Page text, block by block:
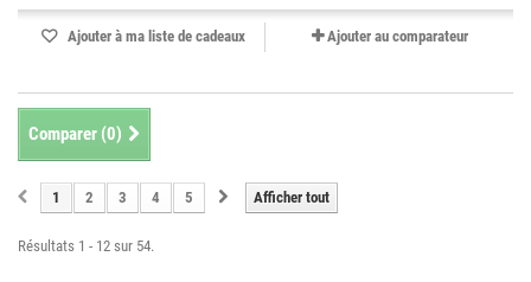
Ajouter à ma liste de cadeaux Ajouter au comparateur
Comparer (0)
Afficher tout
1 2 3 4 5
Résultats 1 - 12 sur 54.